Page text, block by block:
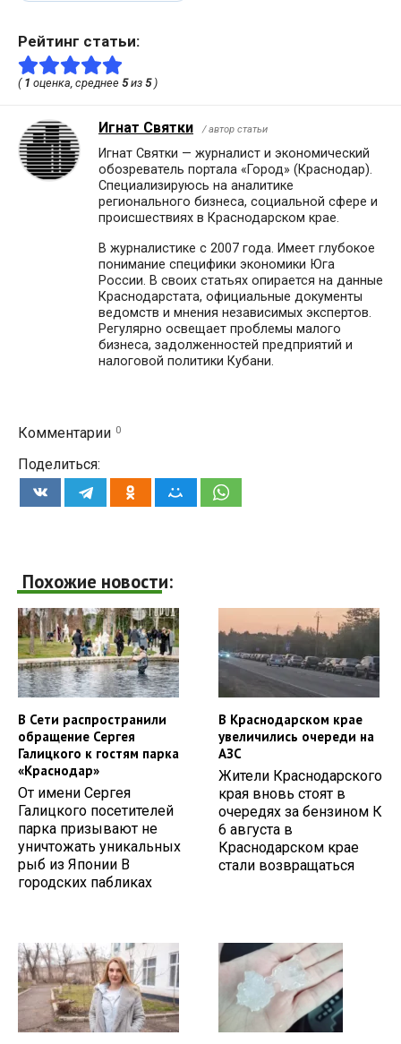
Рейтинг статьи:
( 1 оценка, среднее 5из 5)
Игнат Святки / автор статьи
Игнат Святки — журналист и экономический
обозреватель портала «Город» (Краснодар).
Специализируюсь на аналитике
регионального бизнеса, социальной сфере и
происшествиях в Краснодарском крае.
В журналистике с 2007 года. Имеет глубокое
понимание специфики экономики Юга
России. В своих статьях опирается на данные
Краснодарстата, официальные документы
ведомств и мнения независимых экспертов.
Регулярно освещает проблемы малого
бизнеса, задолженностей предприятий и
налоговой политики Кубани.
Комментарии 0
Поделиться:
Похожие новости:
В Сети распространили
обращение Сергея
Галицкого к гостям парка
«Краснодар»
От имени Сергея
Галицкого посетителей
парка призывают не
уничтожать уникальных
рыб из Японии В
городских пабликах
В Краснодарском крае
увеличились очереди на
АЗС
Жители Краснодарского
края вновь стоят в
очередях за бензином К
6 августа в
Краснодарском крае
стали возвращаться